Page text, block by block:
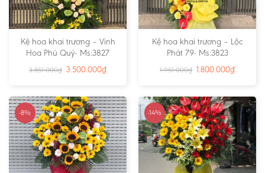
Kệ hoa khai trương – Vinh
Hoa Phú Quý- Ms:3827
3.851.000₫ 3.500.000₫
Kệ hoa khai trương – Lộc
Phát 79- Ms:3823
1.951.000₫ 1.800.000₫
-8% -14%